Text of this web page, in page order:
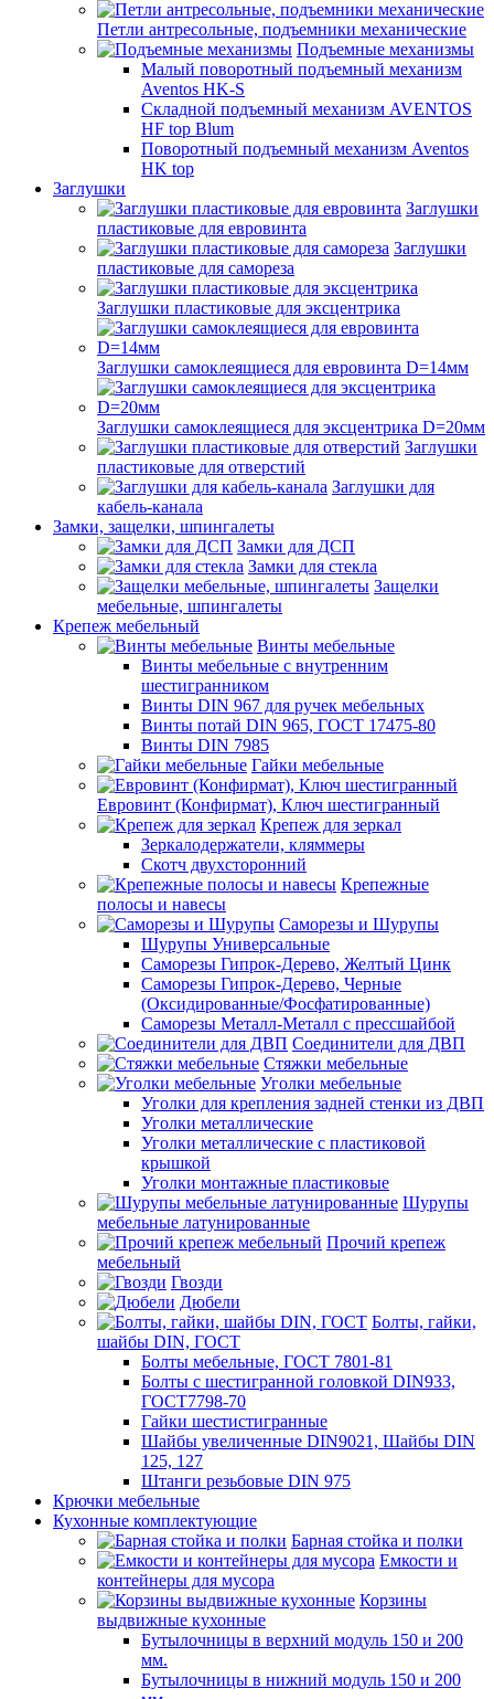
Петли антресольные, подъемники механические
Подъемные механизмы
Малый поворотный подъемный механизм
Aventos HK-S
Складной подъемный механизм AVENTOS
HF top Blum
Поворотный подъемный механизм Aventos
HK top
Заглушки
Заглушки
пластиковые для евровинта
Заглушки
пластиковые для самореза
Заглушки пластиковые для эксцентрика
Заглушки самоклеящиеся для евровинта D=14мм
Заглушки самоклеящиеся для эксцентрика D=20мм
Заглушки
пластиковые для отверстий
Заглушки для
кабель-канала
Замки, защелки, шпингалеты
Замки для ДСП
Замки для стекла
Защелки
мебельные, шпингалеты
Крепеж мебельный
Винты мебельные
Винты мебельные с внутренним
шестигранником
Винты DIN 967 для ручек мебельных
Винты потай DIN 965, ГОСТ 17475-80
Винты DIN 7985
Гайки мебельные
Евровинт (Конфирмат), Ключ шестигранный
Крепеж для зеркал
Зеркалодержатели, кляммеры
Скотч двухсторонний
Крепежные
полосы и навесы
Саморезы и Шурупы
Шурупы Универсальные
Саморезы Гипрок-Дерево, Желтый Цинк
Саморезы Гипрок-Дерево, Черные
(Оксидированные/Фосфатированные)
Саморезы Металл-Металл с прессшайбой
Соединители для ДВП
Стяжки мебельные
Уголки мебельные
Уголки для крепления задней стенки из ДВП
Уголки металлические
Уголки металлические с пластиковой
крышкой
Уголки монтажные пластиковые
Шурупы
мебельные латунированные
Прочий крепеж
мебельный
Гвозди
Дюбели
Болты, гайки,
шайбы DIN, ГОСТ
Болты мебельные, ГОСТ 7801-81
Болты с шестигранной головкой DIN933,
ГОСТ7798-70
Гайки шестистигранные
Шайбы увеличенные DIN9021, Шайбы DIN
125, 127
Штанги резьбовые DIN 975
Крючки мебельные
Кухонные комплектующие
Барная стойка и полки
Емкости и
контейнеры для мусора
Корзины
выдвижные кухонные
Бутылочницы в верхний модуль 150 и 200
мм.
Бутылочницы в нижний модуль 150 и 200